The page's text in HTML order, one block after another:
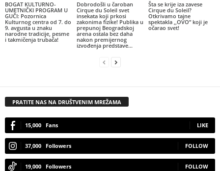
BOGAT KULTURNO-
UMETNIČKI PROGRAM U
GUČI: Pozornica
Kulturnog centra od 7. do
9. avgusta u znaku
narodne tradicije, pesme
i takmičenja trubača!
Dobrodošli u čaroban
Cirque du Soleil svet
insekata koji prkosi
zakonima fizike! Publika u
prepunoj Beogradskoj
arena ostala bez daha
nakon premijernog
izvođenja predstave...
Šta se krije iza zavese
Cirque du Soleil?
Otkrivamo tajne
spektakla ,,OVO” koji je
očarao svet!
PRATITE NAS NA DRUŠTVENIM MREŽAMA
15,000 Fans LIKE
37,000 Followers FOLLOW
19,000 Followers FOLLOW